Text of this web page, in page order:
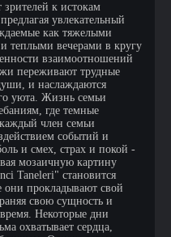
к истокам
увлекательный
как тяжелыми
теплыми вечерами в кругу
взаимоотношений
переживают трудные
и наслаждаются
уюта. Жизнь семьи
где темные
член семьи
событий и
и смех, страх и покой -
мозаичную картину
Taneleri" становится
прокладывают свой
свою сущность и
Некоторые дни
охватывает сердца,